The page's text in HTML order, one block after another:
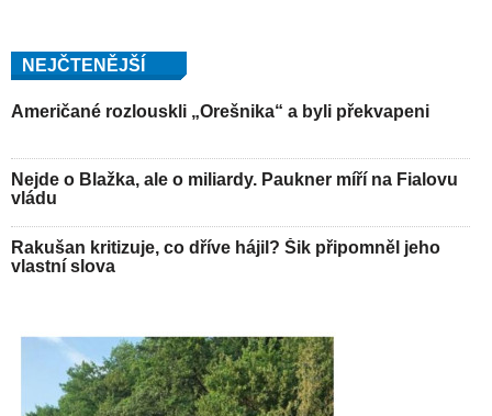
NEJČTENĚJŠÍ
Američané rozlouskli „Orešnika“ a byli překvapeni
Nejde o Blažka, ale o miliardy. Paukner míří na Fialovu
vládu
Rakušan kritizuje, co dříve hájil? Šik připomněl jeho
vlastní slova